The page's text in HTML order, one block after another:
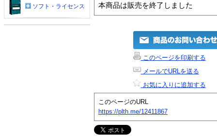
本商品は販売を終了しました
このページを印刷する
メールでURLを送る
お気に入りに追加する
このページのURL
https://plth.me/12411867
ソフト・ライセンス